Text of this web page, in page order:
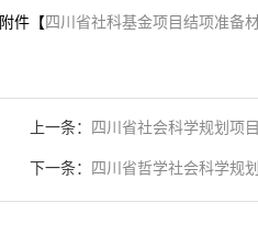
附件【 四川省社科基金项目结项准备
上一条： 四川省社会科学规划项
下一条： 四川省哲学社会科学规